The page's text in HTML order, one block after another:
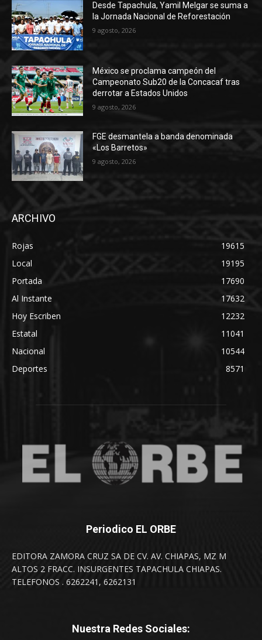
Desde Tapachula, Yamil Melgar se suma a
la Jornada Nacional de Reforestación
9 agosto, 2026
México se proclama campeón del
Campeonato Sub20 de la Concacaf tras
derrotar a Estados Unidos
9 agosto, 2026
FGE desmantela a banda denominada
«Los Barretos»
9 agosto, 2026
ARCHIVO
Rojas
19615
Local
19195
Portada
17690
Al Instante
17632
Hoy Escriben
12232
Estatal
11041
Nacional
10544
Deportes
8571
Periodico EL ORBE
EDITORA ZAMORA CRUZ SA DE CV. AV. CHIAPAS, MZ M
ALTOS 2 FRACC. INSURGENTES TAPACHULA CHIAPAS.
TELEFONOS . 6262241, 6262131
Nuestra Redes Sociales: